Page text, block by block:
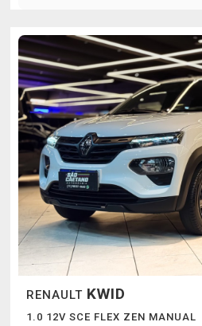
RENAULT KWID
1.0 12V SCE FLEX ZEN MANUAL